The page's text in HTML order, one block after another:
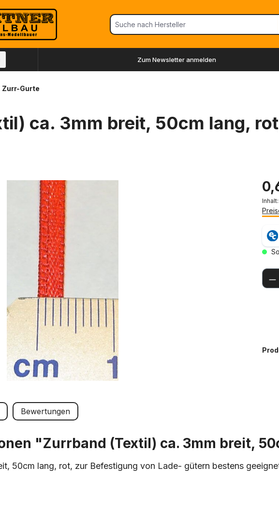
Zum Newsletter anmelden
Zurr-Gurte
ca. 3mm breit, 50cm lang,
Inhalt:
Bewertungen
"Zurrband (Textil) ca. 3mm breit,
50cm lang, rot, zur Befestigung von Lade- gütern bestens